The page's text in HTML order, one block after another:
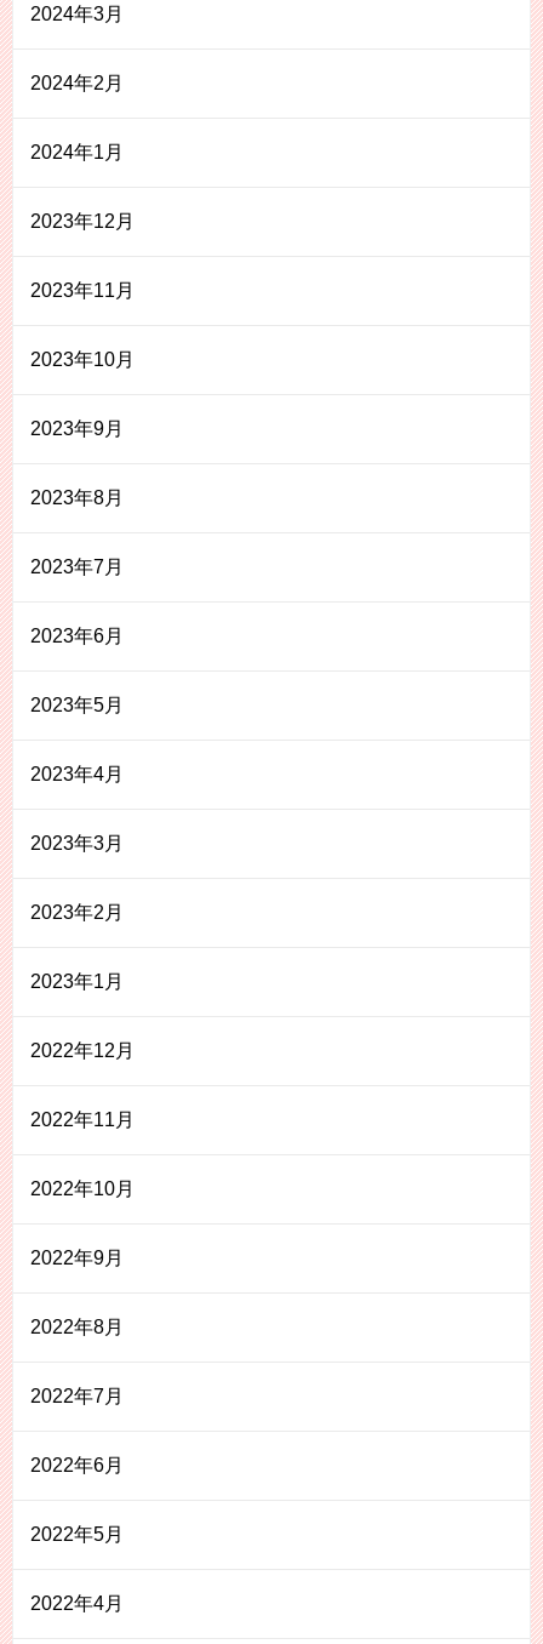
2024年3月
2024年2月
2024年1月
2023年12月
2023年11月
2023年10月
2023年9月
2023年8月
2023年7月
2023年6月
2023年5月
2023年4月
2023年3月
2023年2月
2023年1月
2022年12月
2022年11月
2022年10月
2022年9月
2022年8月
2022年7月
2022年6月
2022年5月
2022年4月